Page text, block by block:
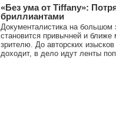
«Без ума от Tiffany»:
бриллиантами
Документалистика на большом
становится привычней и ближе
зрителю. До авторских изысков
доходит, в дело идут ленты